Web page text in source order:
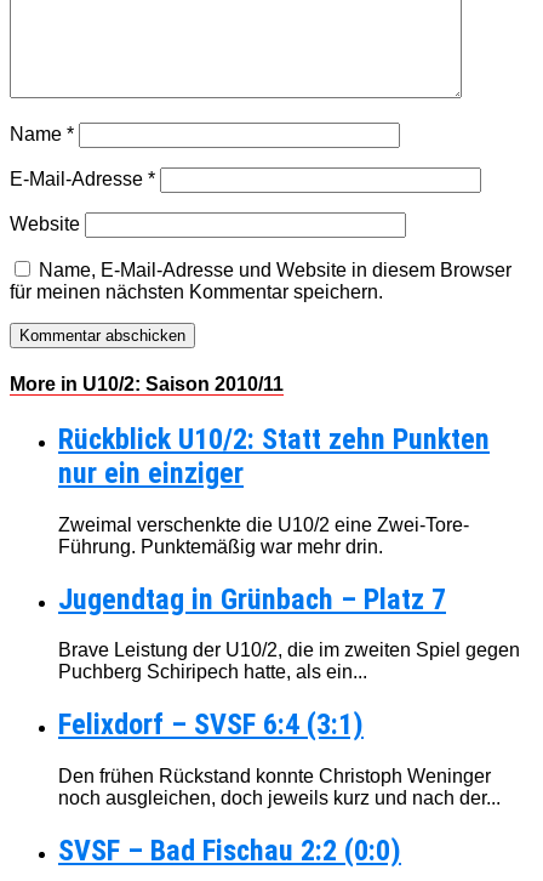
Name *
E-Mail-Adresse *
Website
Name, E-Mail-Adresse und Website in diesem Browser
für meinen nächsten Kommentar speichern.
More in U10/2: Saison 2010/11
Rückblick U10/2: Statt zehn Punkten
nur ein einziger
Zweimal verschenkte die U10/2 eine Zwei-Tore-
Führung. Punktemäßig war mehr drin.
Jugendtag in Grünbach – Platz 7
Brave Leistung der U10/2, die im zweiten Spiel gegen
Puchberg Schiripech hatte, als ein...
Felixdorf – SVSF 6:4 (3:1)
Den frühen Rückstand konnte Christoph Weninger
noch ausgleichen, doch jeweils kurz und nach der...
SVSF – Bad Fischau 2:2 (0:0)